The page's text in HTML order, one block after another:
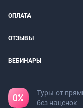
ОПЛАТА
ОТЗЫВЫ
ВЕБИНАРЫ
Туры от
без наценок